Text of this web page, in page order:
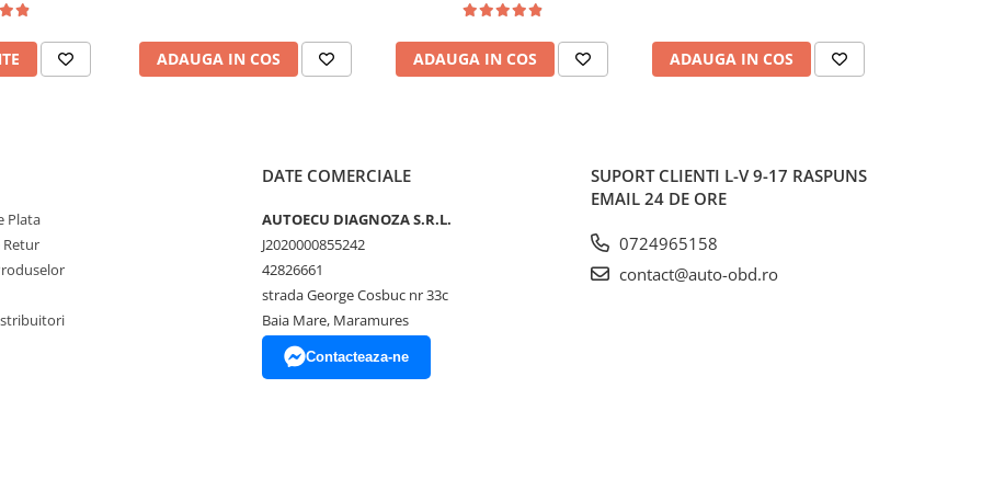
motor.
motociclete, ATV-uri
ale mașinii în timpul
ADAUGA IN COS ADAUGA IN COS ADAUGA IN COS
Plata
Retur
DATE COMERCIALE
AUTOECU DIAGNOZA S.R.L.
J2020000855242
42826661
strada George Cosbuc nr 33c
Baia Mare, Maramures
Contacteaza-ne
SUPORT CLIENTI L-V 9-17 RASPUNS
EMAIL 24 DE ORE
0724965158
contact@auto-obd.ro